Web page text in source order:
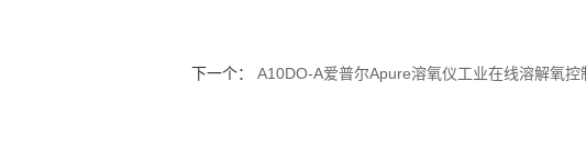
下一个： A10DO-A爱普尔Apure溶氧仪工业在线溶解氧控